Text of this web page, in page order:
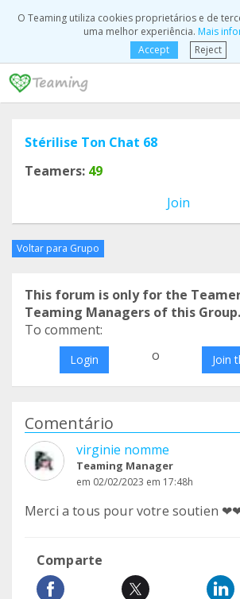
O Teaming utiliza cookies proprietários e de
uma melhor experiência. Mais
Accept
Reject
Stérilise Ton Chat 68
Teamers: 49
Join
Voltar para Grupo
This forum is only for the
Teaming Managers of this Group.
To comment:
Login o Join
Comentário
virginie nomme
Teaming Manager
em 02/02/2023 em 17:48h
Merci a tous pour votre soutien
Comparte